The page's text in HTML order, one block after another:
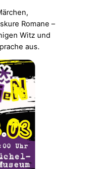
Romane –
Witz und
aus.